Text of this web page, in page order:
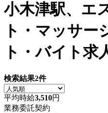
小木津駅、エ
ト・マッサー
ト・バイト求
検索結果2件
平均時給3,510円
業務委託契約